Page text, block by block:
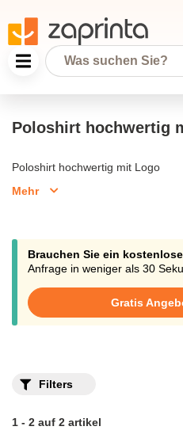
Poloshirt hochwertig
Poloshirt hochwertig mit Logo
Mehr
Brauchen Sie ein
Anfrage in weniger als 30
Gratis
Filters
1 - 2 auf 2 artikel